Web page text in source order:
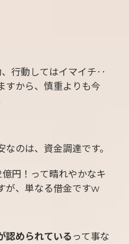
行動してはイマイチ‥
すから、慎重よりも今
のは、資金調達です。
円！って晴れやかなキ
が、単なる借金ですw
認められている って事な